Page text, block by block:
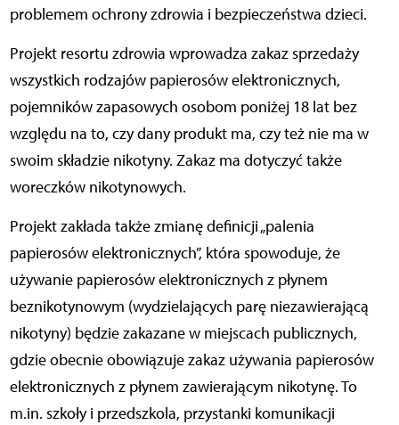
problemem ochrony zdrowia i bezpieczeństwa dzieci.
Projekt resortu zdrowia wprowadza zakaz sprzedaży
wszystkich rodzajów papierosów elektronicznych,
pojemników zapasowych osobom poniżej 18 lat bez
względu na to, czy dany produkt ma, czy też nie ma w
swoim składzie nikotyny. Zakaz ma dotyczyć także
woreczków nikotynowych.
Projekt zakłada także zmianę definicji „palenia
papierosów elektronicznych”, która spowoduje, że
używanie papierosów elektronicznych z płynem
beznikotynowym (wydzielających parę niezawierającą
nikotyny) będzie zakazane w miejscach publicznych,
gdzie obecnie obowiązuje zakaz używania papierosów
elektronicznych z płynem zawierającym nikotynę. To
m.in. szkoły i przedszkola, przystanki komunikacji